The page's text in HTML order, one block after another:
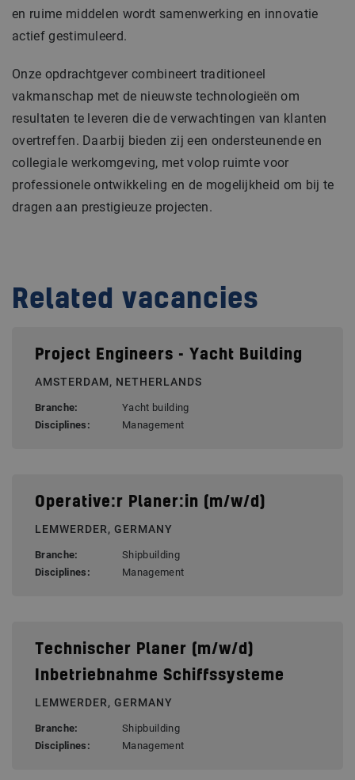
en ruime middelen wordt samenwerking en innovatie
actief gestimuleerd.
Onze opdrachtgever combineert traditioneel
vakmanschap met de nieuwste technologieën om
resultaten te leveren die de verwachtingen van klanten
overtreffen. Daarbij bieden zij een ondersteunende en
collegiale werkomgeving, met volop ruimte voor
professionele ontwikkeling en de mogelijkheid om bij te
dragen aan prestigieuze projecten.
Related vacancies
Project Engineers - Yacht Building
AMSTERDAM, NETHERLANDS
Branche:
Yacht building
Disciplines:
Management
Operative:r Planer:in (m/w/d)
LEMWERDER, GERMANY
Branche:
Shipbuilding
Disciplines:
Management
Technischer Planer (m/w/d)
Inbetriebnahme Schiffssysteme
LEMWERDER, GERMANY
Branche:
Shipbuilding
Disciplines:
Management